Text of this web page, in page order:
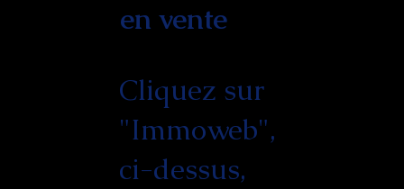
en vente
Cliquez sur
"Immoweb",
ci-dessus,